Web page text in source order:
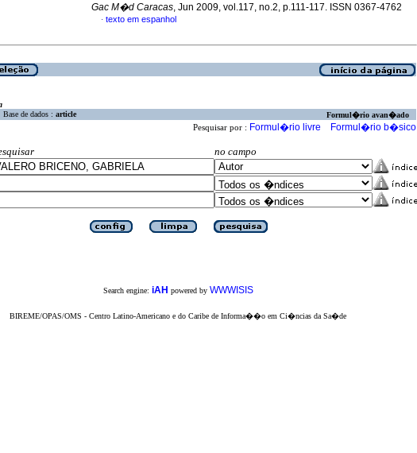
Gac M�d Caracas, Jun 2009, vol.117, no.2, p.111-117. ISSN 0367-4762
· texto em espanhol
Base de dados : article Formul�rio avan�ado
Pesquisar por : Formul�rio livre Formul�rio b�sico
no campo
Search engine: iAH powered by WWWISIS
BIREME/OPAS/OMS - Centro Latino-Americano e do Caribe de Informa��o em Ci�ncias da Sa�de